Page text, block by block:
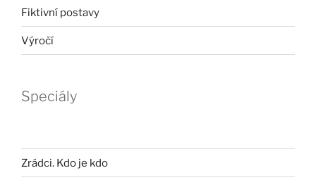
Fiktivní postavy
Výročí
Speciály
Zrádci. Kdo je kdo